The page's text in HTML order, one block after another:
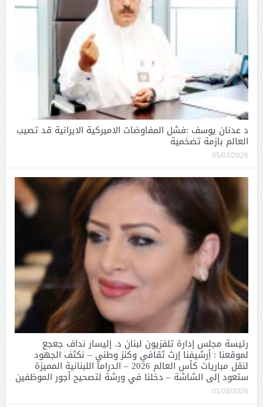
د عدنان يوسف :فشل المفاوضات الاميركية الايرانية قد تصيب
العالم بازمة تضخمية
05/03/2026
رئيسة مجلس إدارة تلفزيون لبنان د. إليسار نداف جعجع
لموقعنا : أِرشيفنا إرث ثقافي وكنز وطني – نكثف الجهود
لنقل مباريات كأس العالم 2026 – الدراما اللبنانية المميزة
ستعود إلى الشاشة – دخلنا في ورشة لتصحيح أجور الموظفين
01/26/2026